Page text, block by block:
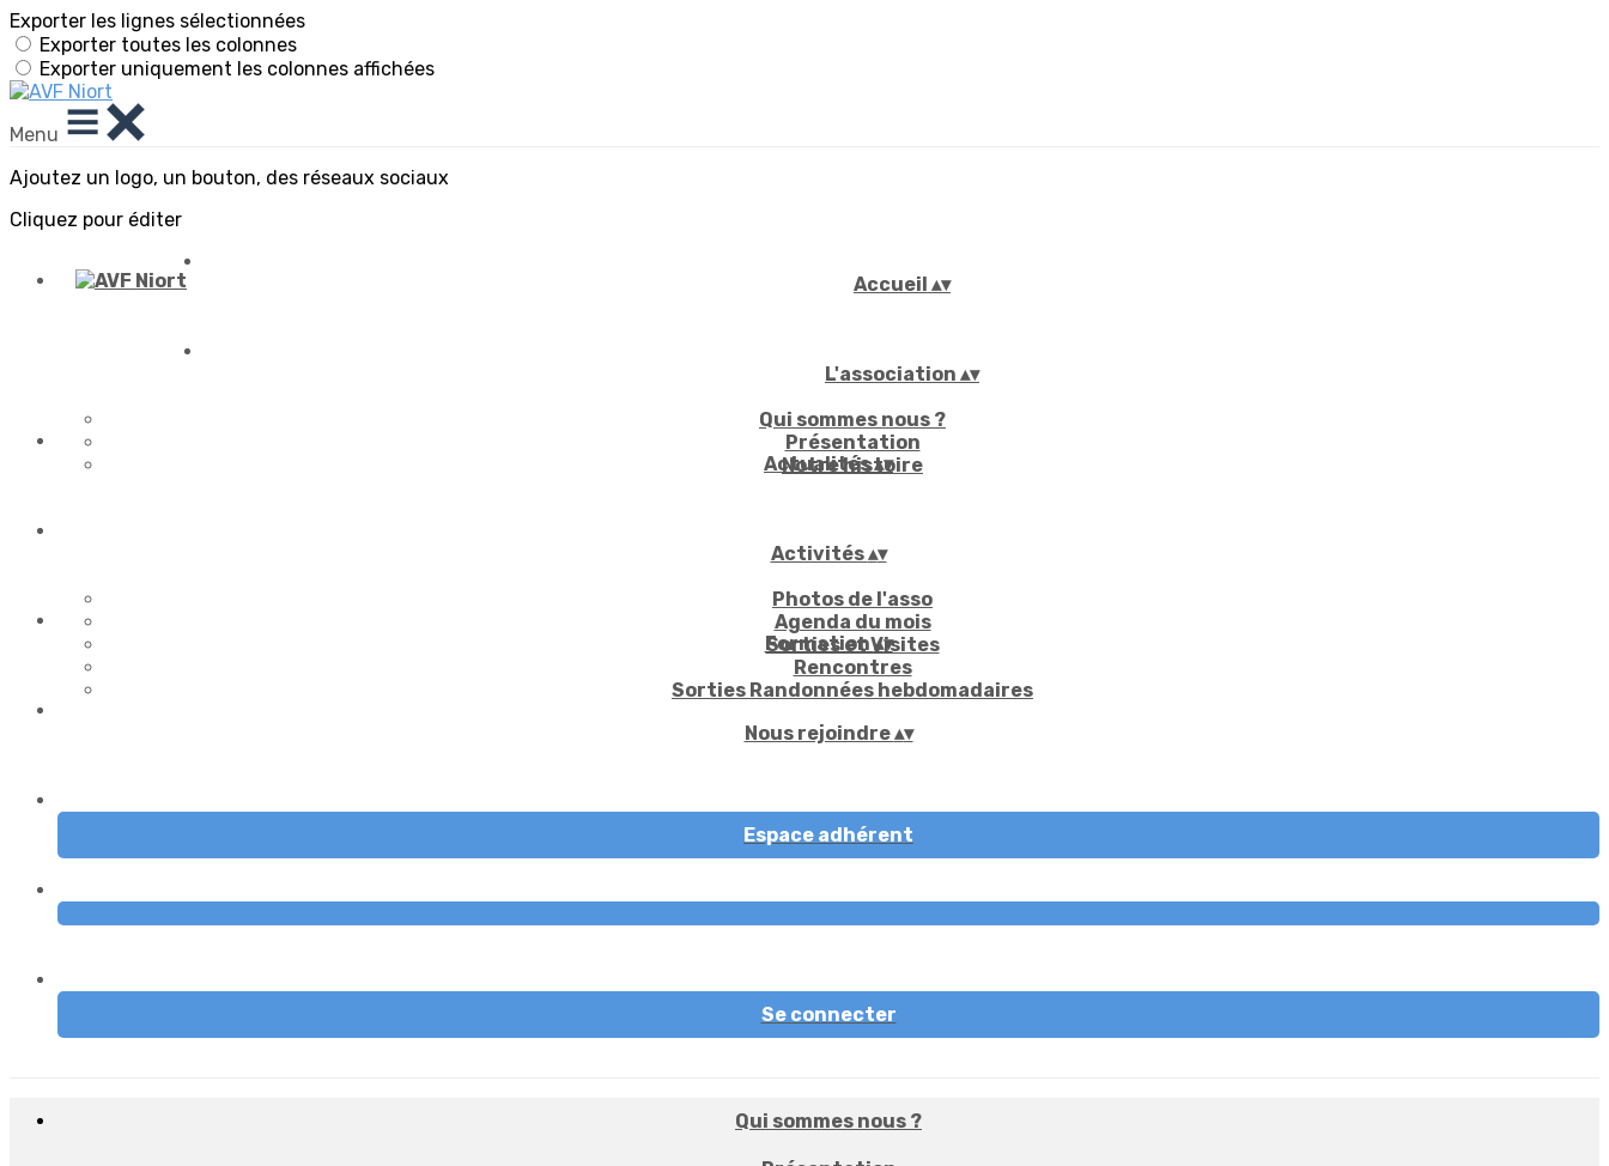
Exporter les lignes sélectionnées
Exporter toutes les colonnes
Exporter uniquement les colonnes affichées
Menu
Ajoutez un logo, un bouton, des réseaux sociaux
Cliquez pour éditer
Accueil ▴▾
L'association ▴▾
Qui sommes nous ?
Présentation
Notre histoire
Actualités▴▾
Activités▴▾
Photos de l'asso
Agenda du mois
Sorties et Visites
Rencontres
Sorties Randonnées hebdomadaires
Formation▴▾
Nous rejoindre▴▾
Espace adhérent
Se connecter
Qui sommes nous ?